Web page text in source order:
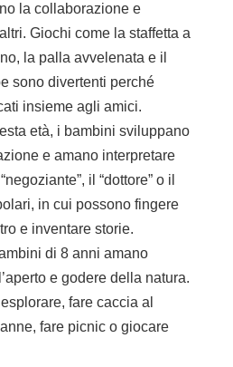
la collaborazione e
Giochi come la staffetta a
la palla avvelenata e il
sono divertenti perché
insieme agli amici.
età, i bambini sviluppano
e amano interpretare
il “dottore” o il
in cui possono fingere
e inventare storie.
di 8 anni amano
e godere della natura.
fare caccia al
fare picnic o giocare